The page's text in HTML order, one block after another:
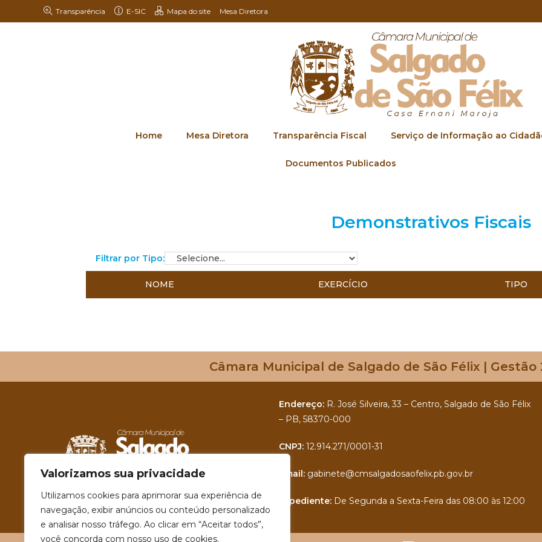
Valorizamos sua privacidade
Utilizamos cookies para aprimorar sua experiência de
navegação, exibir anúncios ou conteúdo personalizado
e analisar nosso tráfego. Ao clicar em “Aceitar todos”,
você concorda com nosso uso de cookies.
Transparência E-SIC Mapa do site Mesa Diretora
Home Mesa Diretora Transparência Fiscal Serviço de Informação ao
Documentos Publicados
Demonstrativos Fiscais
Filtrar por Tipo:
NOME EXERCÍCIO TIPO
Câmara Municipal de Salgado de São Félix | Gestão
Endereço: R. José Silveira, 33 – Centro, Salgado de São Félix
– PB, 58370-000
CNPJ:12.914.271/0001-31
Email: gabinete@cmsalgadosaofelix.pb.gov.br
Expediente: De Segunda a Sexta-Feira das 08:00 às 12:00